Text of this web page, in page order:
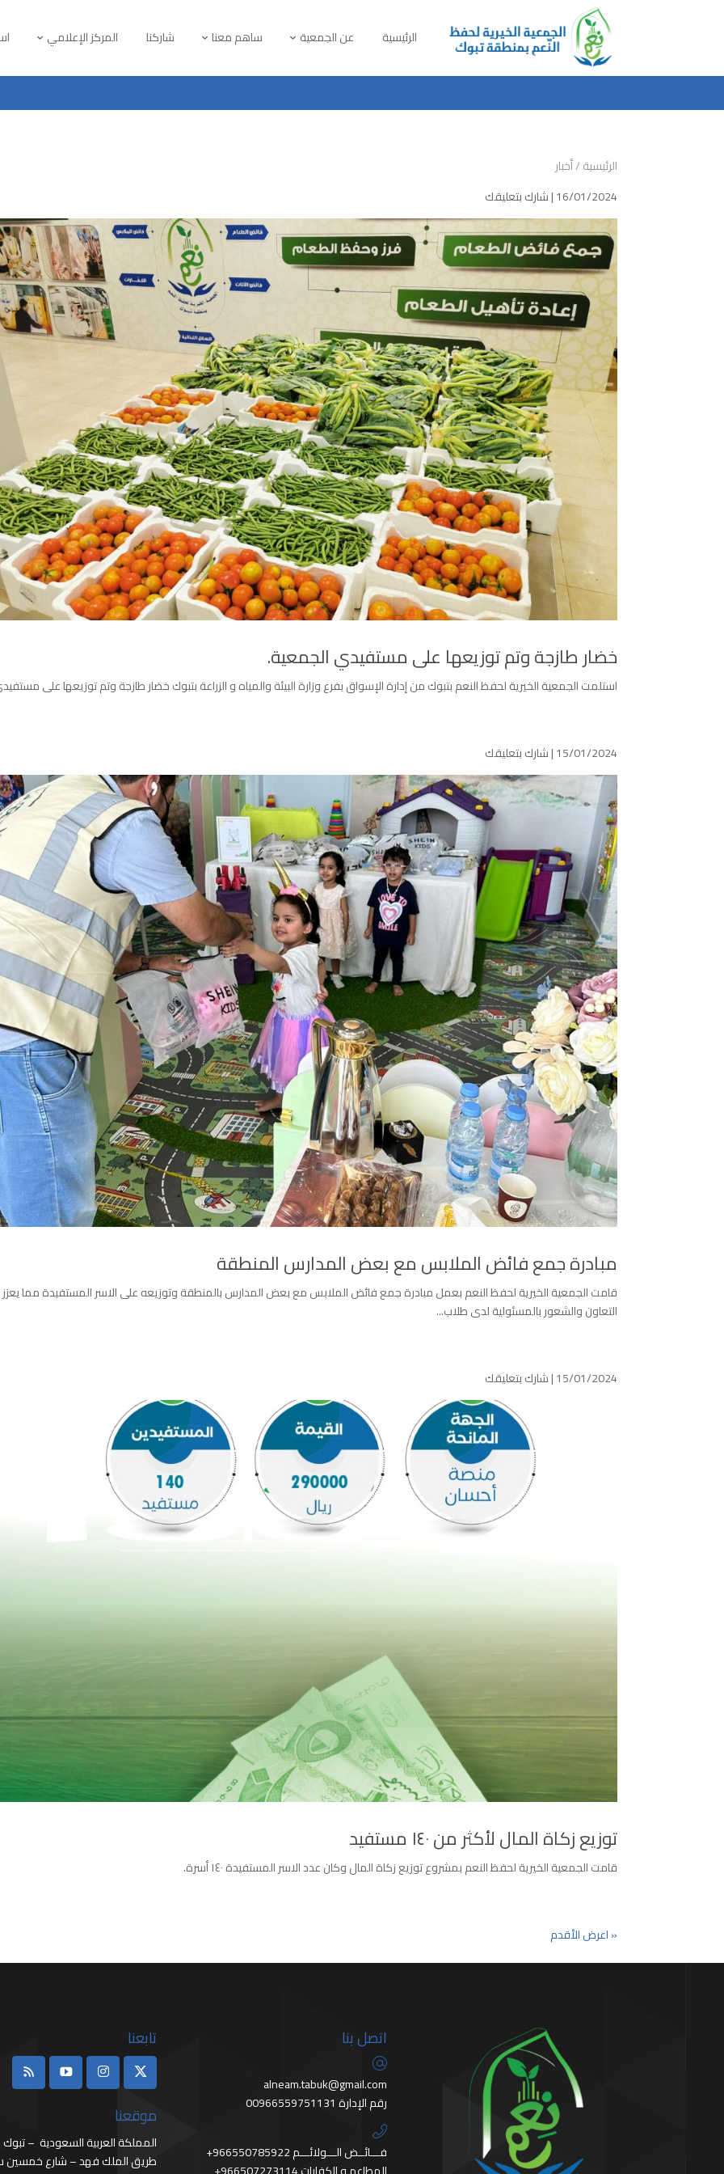
الرئيسية عن الجمعية ساهم معنا شاركنا المركز الإعلامي
الرئيسية/أخبار
16/01/2024 | شارك بتعليقك
خضار طازجة وتم توزيعها على مستفيدي الجمعية.
استلمت الجمعية الخيرية لحفظ النعم بتبوك من إدارة الإسواق بفرع وزارة البيئة والمياه و الزراعة بتبوك خضار طازجة وتم توزيعها على
15/01/2024 | شارك بتعليقك
مبادرة جمع فائض الملابس مع بعض المدارس المنطقة
قامت الجمعية الخيرية لحفظ النعم بعمل مبادرة جمع فائض الملابس مع بعض المدارس بالمنطقة وتوزيعه على الاسر المستفيدة مما
التعاون والشعور بالمسئولية لدى طلاب...
15/01/2024 | شارك بتعليقك
توزيع زكاة المال لأكثر من ١٤٠ مستفيد
قامت الجمعية الخيرية لحفظ النعم بمشروع توزيع زكاة المال وكان عدد الاسر المستفيدة ١٤٠ أسرة.
« اعرض الأقدم
اتصل بنا
alneam.tabuk@gmail.com
رقم الإدارة 00966559751131
+966550785922 فـــائــض الـــولائـــم
تابعنا
موقعنا
المملكة العربية السعودية – تبوك
طريق الملك فهد – شارع خمسين